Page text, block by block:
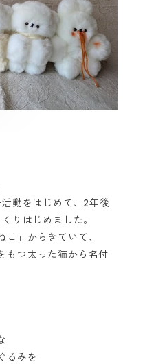
動をはじめて、2年後
りはじめました。
」からきていて、
もつ太った猫から名付
るみを